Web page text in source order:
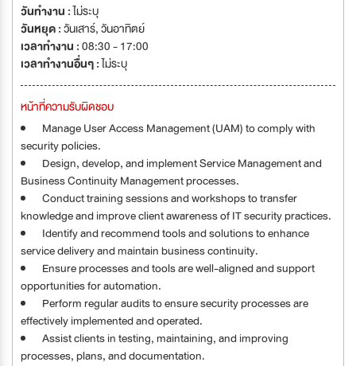
วันทำงาน :ไม่ระบุ
วันหยุด :วันเสาร์,วันอาทิตย์
เวลาทำงาน :08:30 - 17:00
เวลาทำงานอื่นๆ :ไม่ระบุ
หน้าที่ความรับผิดชอบ
Manage User Access Management (UAM) to comply with
security policies.
Design, develop, and implement Service Management and
Business Continuity Management processes.
Conduct training sessions and workshops to transfer
knowledge and improve client awareness of IT security practices.
Identify and recommend tools and solutions to enhance
service delivery and maintain business continuity.
Ensure processes and tools are well-aligned and support
opportunities for automation.
Perform regular audits to ensure security processes are
effectively implemented and operated.
Assist clients in testing, maintaining, and improving
processes, plans, and documentation.